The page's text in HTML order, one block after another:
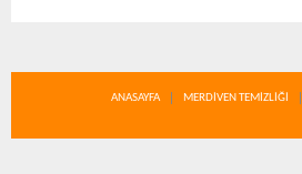
ANASAYFA MERDİVEN TEMİZLİĞİ